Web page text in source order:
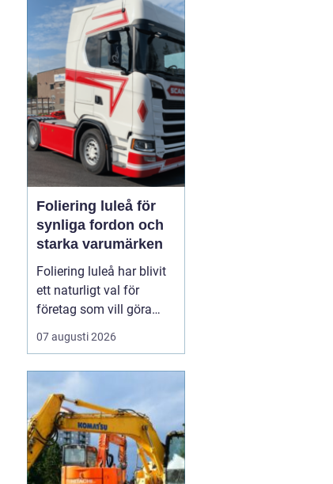
När ritningen är
genomtänkt kan
produkten tillverkas,
kontrolleras och
underhållas ...
Foliering luleå för
synliga fordon och
starka varumärken
Foliering luleå har blivit
ett naturligt val för
företag som vill göra
sina fordon till tydliga
ambassadörer på
in bilar, lastbilar eller
cyklar i snygg folie får
företag ett rörligt
skyltfönster som arbetar
dygnet runt, året o...
07 augusti 2026